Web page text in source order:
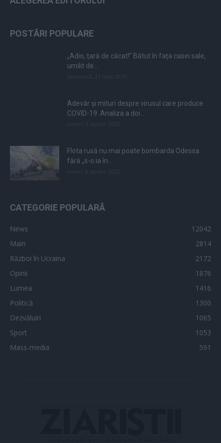
POSTĂRI POPULARE
„Adio, țară de căcat!” Bătut în fața casei sale,
umilit de...
Adevăr și mituri despre virusul care produce
COVID-19. Analiza a doi...
Flota rusă nu mai poate bombarda Odessa
fără „s-o ia în...
CATEGORIE POPULARĂ
News
12042
Main
2814
Război în Ucraina
2172
Opinii
1876
Lumea
1416
Politică
1300
Dezvăluiri
1065
Sport
1053
Mass-media
591